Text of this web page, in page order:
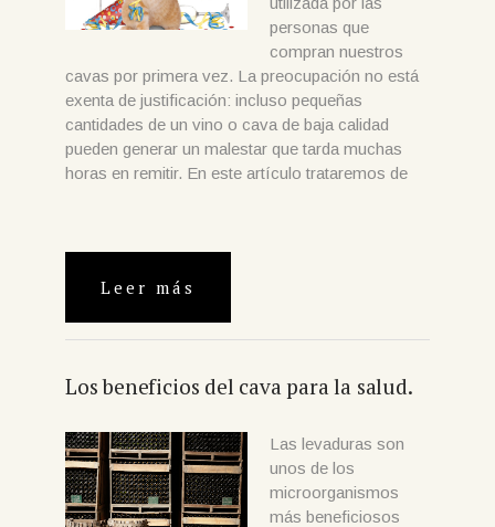
personas que
compran nuestros
cavas por primera vez. La preocupación no está
exenta de justificación: incluso pequeñas
cantidades de un vino o cava de baja calidad
pueden generar un malestar que tarda muchas
horas en remitir. En este artículo trataremos de
Leer más
Los beneficios del cava para la salud.
Las levaduras son
unos de los
microorganismos
más beneficiosos